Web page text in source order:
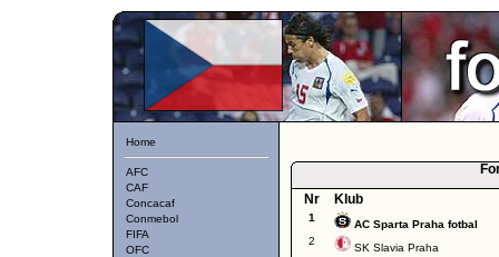
Home
AFC
CAF
Concacaf
Conmebol
FIFA
OFC
Nr
Klub
1
AC Sparta Praha fotbal
2
SK Slavia Praha